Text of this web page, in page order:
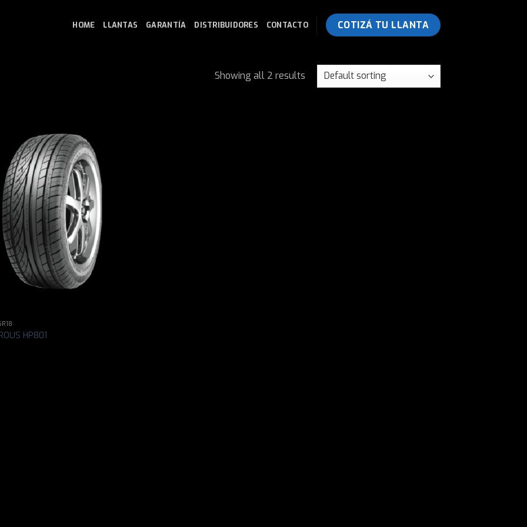
HOME LLANTAS GARANTÍA DISTRIBUIDORES CONTACTO COTIZÁ TU LLANTA
Showing all 2 results
HP801